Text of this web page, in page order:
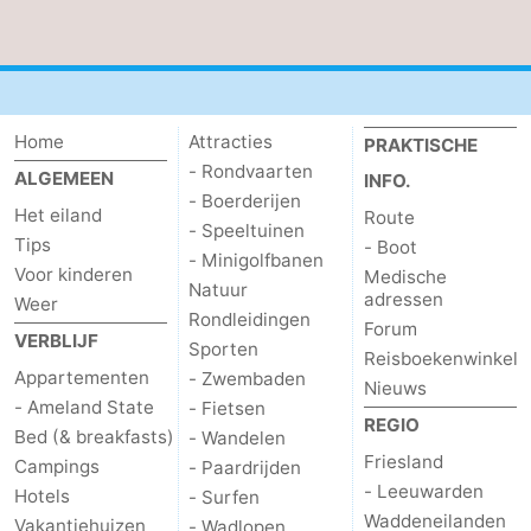
Praktisch
Route
-
Reisboekenwinkel
Nieuws
Medische
Home
ALGEMEEN
Het eiland
Tips
Voor kinderen
Weer
VERBLIJF
Appartementen
- Ameland State
Bed (& breakfasts)
Campings
Hotels
Vakantiehuizen
Attracties
- Rondvaarten
- Boerderijen
- Speeltuinen
- Minigolfbanen
Natuur
Rondleidingen
Sporten
- Zwembaden
- Fietsen
- Wandelen
- Paardrijden
- Surfen
PRAKTISCHE
INFO.
Route
- Boot
Medische
adressen
Forum
Reisboekenwinkel
Nieuws
REGIO
Friesland
- Leeuwarden
Waddeneilanden